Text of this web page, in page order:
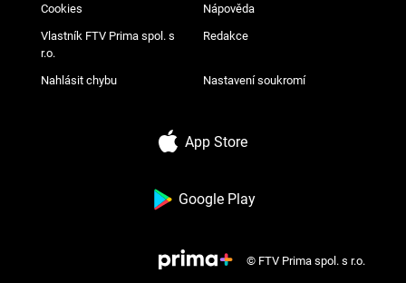
Cookies Nápověda
Vlastník FTV Prima spol. s
r.o.
Redakce
Nahlásit chybu Nastavení soukromí
App Store
Google Play
© FTV Prima spol. s r.o.